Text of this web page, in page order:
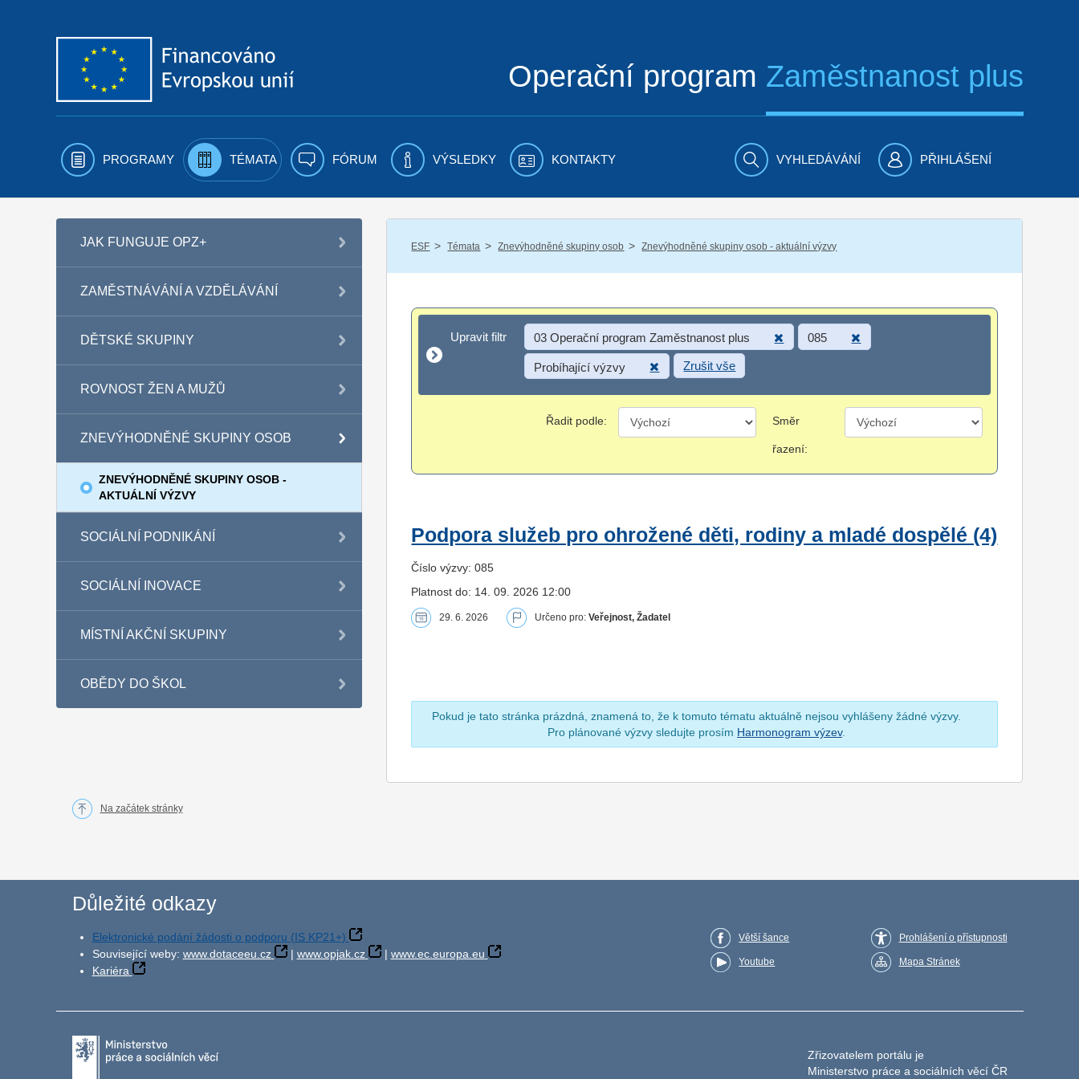
Operační program Zaměstnanost plus
PROGRAMY TÉMATA FÓRUM VÝSLEDKY KONTAKTY VYHLEDÁVÁNÍ PŘIHLÁŠENÍ
JAK FUNGUJE OPZ+
ZAMĚSTNÁVÁNÍ A VZDĚLÁVÁNÍ
DĚTSKÉ SKUPINY
ROVNOST ŽEN A MUŽŮ
ZNEVÝHODNĚNÉ SKUPINY OSOB
ZNEVÝHODNĚNÉ SKUPINY OSOB -
AKTUÁLNÍ VÝZVY
SOCIÁLNÍ PODNIKÁNÍ
SOCIÁLNÍ INOVACE
MÍSTNÍ AKČNÍ SKUPINY
OBĚDY DO ŠKOL
ESF / Témata / Znevýhodněné skupiny osob / Znevýhodněné skupiny osob - aktuální výzvy
Upravit filtr
Upravit filtr 03 Operační program Zaměstnanost plus 085
Probíhající výzvy Zrušit vše
Řadit podle: Směr
řazení:
Podpora služeb pro ohrožené děti, rodiny a mladé dospělé (4)
Číslo výzvy: 085
Platnost do: 14. 09. 2026 12:00
29. 6. 2026 Určeno pro:Veřejnost, Žadatel
Pokud je tato stránka prázdná, znamená to, že k tomuto tématu aktuálně nejsou vyhlášeny žádné výzvy.
Pro plánované výzvy sledujte prosím Harmonogram výzev.
Na začátek stránky
Důležité odkazy
Elektronické podání žádosti o podporu (IS KP21+)
Související weby: www.dotaceeu.cz | www.opjak.cz | www.ec.europa.eu
Kariéra
Větší šance
Youtube
Prohlášení o přístupnosti
Mapa Stránek
Zřizovatelem portálu je
Ministerstvo práce a sociálních věcí ČR